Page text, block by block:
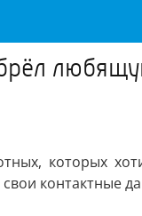
которых
контактные